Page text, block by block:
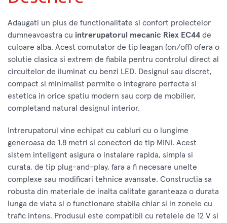
Adaugati un plus de functionalitate si confort proiectelor
dumneavoastra cu intrerupatorul mecanic Riex EC44 de
culoare alba. Acest comutator de tip leagan (on/off) ofera o
solutie clasica si extrem de fiabila pentru controlul direct al
circuitelor de iluminat cu benzi LED. Designul sau discret,
compact si minimalist permite o integrare perfecta si
estetica in orice spatiu modern sau corp de mobilier,
completand natural designul interior.
Intrerupatorul vine echipat cu cabluri cu o lungime
generoasa de 1.8 metri si conectori de tip MINI. Acest
sistem inteligent asigura o instalare rapida, simpla si
curata, de tip plug-and-play, fara a fi necesare unelte
complexe sau modificari tehnice avansate. Constructia sa
robusta din materiale de inalta calitate garanteaza o durata
lunga de viata si o functionare stabila chiar si in zonele cu
trafic intens. Produsul este compatibil cu retelele de 12 V si